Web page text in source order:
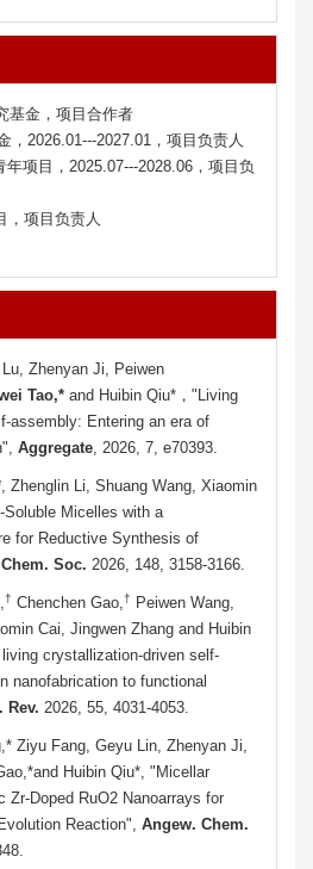
基金，项目合作者
，2026.01---2027.01，项目负责人
项目，2025.07---2028.06，项目负
，项目负责人
Zhenyan Ji, Peiwen
Tao,* and Huibin Qiu*，"Living
assembly: Entering an era of
Aggregate, 2026, 7, e70393.
, Zhenglin Li, Shuang Wang, Xiaomin
Micelles with a
for Reductive Synthesis of
Soc. 2026, 148, 3158-3166.
† Chenchen Gao,†
Peiwen Wang,
Cai, Jingwen Zhang and Huibin
crystallization-driven self-
nanofabrication to functional
Rev. 2026, 55, 4031-4053.
Ziyu Fang, Geyu Lin, Zhenyan Ji,
Huibin Qiu*, "Micellar
Zr-Doped RuO2 Nanoarrays for
Reaction", Angew. Chem.